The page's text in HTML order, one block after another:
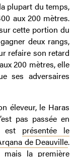
plupart du temps,
aux 200 mètres.
cette portion du
deux rangs,
refaire son retard
200 mètres, elle
ses adversaires
éleveur, le Haras
pas passée en
est présentée le
de Deauville.
la première